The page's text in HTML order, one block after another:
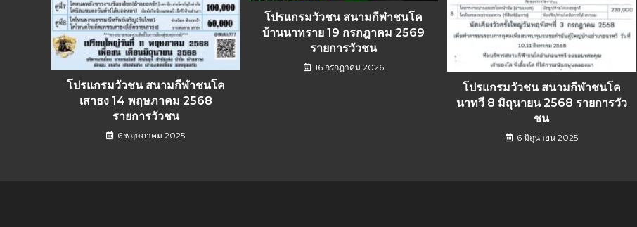
โปรแกรมวัวชน สนามกีฬาชนโค
เสาธง 14 พฤษภาคม 2568
รายการวัวชน
6 พฤษภาคม 2025
โปรแกรมวัวชน สนามกีฬาชนโค
บ้านนาทราย 19 กรกฎาคม 2569
รายการวัวชน
16 กรกฎาคม 2026
โปรแกรมวัวชน สนามกีฬาชนโค
นาทวี 8 มิถุนายน 2568 รายการวัว
ชน
6 มิถุนายน 2025